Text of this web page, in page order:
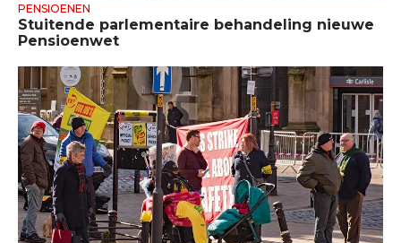
PENSIOENEN
Stuitende parlementaire behandeling nieuwe
Pensioenwet